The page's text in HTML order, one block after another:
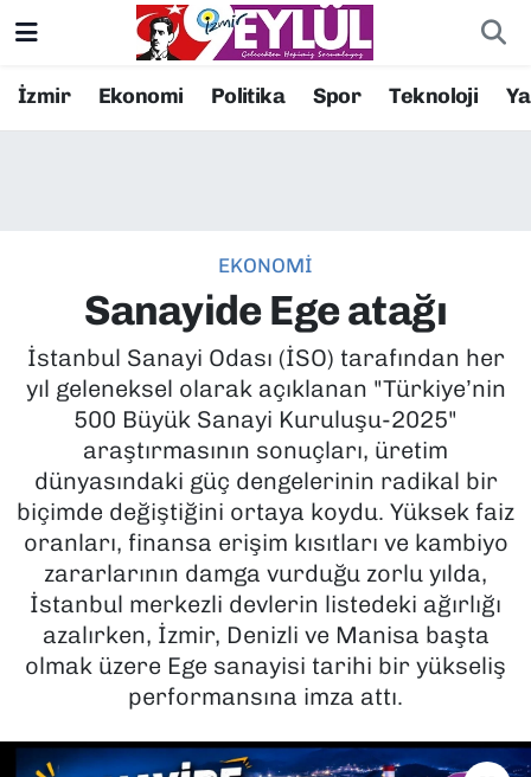
İzmir Ekonomi Politika Spor Teknoloji
EKONOMİ
Sanayide Ege atağı
İstanbul Sanayi Odası (İSO) tarafından her
yıl geleneksel olarak açıklanan "Türkiye’nin
500 Büyük Sanayi Kuruluşu-2025"
araştırmasının sonuçları, üretim
dünyasındaki güç dengelerinin radikal bir
biçimde değiştiğini ortaya koydu. Yüksek faiz
oranları, finansa erişim kısıtları ve kambiyo
zararlarının damga vurduğu zorlu yılda,
İstanbul merkezli devlerin listedeki ağırlığı
azalırken, İzmir, Denizli ve Manisa başta
olmak üzere Ege sanayisi tarihi bir yükseliş
performansına imza attı.
Resmi İlanlar
EKONOMİ
KÜLTÜR SANAT
MAGAZİN
POLİTİKA
SAĞLIK
SPOR
TEKNOLOJİ
YAŞAM
Konak Nöbetçi Eczaneler
Süper Lig Puan Durumu ve Fikstür
Tüm Manşetler
Son Dakika Haberleri
Haber Arşivi